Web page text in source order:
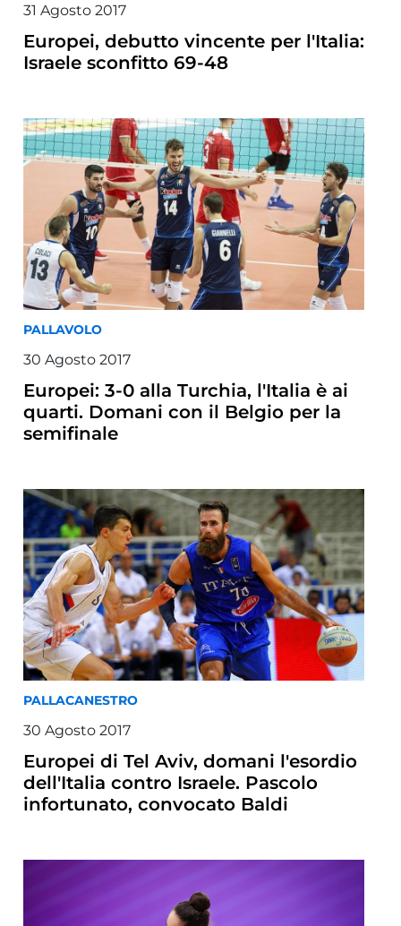
31 Agosto 2017
Europei, debutto vincente per l'Italia:
Israele sconfitto 69-48
PALLAVOLO
30 Agosto 2017
Europei: 3-0 alla Turchia, l'Italia è ai
quarti. Domani con il Belgio per la
semifinale
PALLACANESTRO
30 Agosto 2017
Europei di Tel Aviv, domani l'esordio
dell'Italia contro Israele. Pascolo
infortunato, convocato Baldi